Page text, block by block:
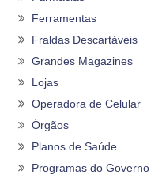
Ferramentas
Fraldas Descartáveis
Grandes Magazines
Lojas
Operadora de Celular
Órgãos
Planos de Saúde
Programas do Governo